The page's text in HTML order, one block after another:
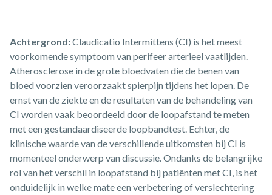
Achtergrond:Claudicatio Intermittens (CI) is het meest
voorkomende symptoom van perifeer arterieel vaatlijden.
Atherosclerose in de grote bloedvaten die de benen van
bloed voorzien veroorzaakt spierpijn tijdens het lopen. De
ernst van de ziekte en de resultaten van de behandeling van
CI worden vaak beoordeeld door de loopafstand te meten
met een gestandaardiseerde loopbandtest. Echter, de
klinische waarde van de verschillende uitkomsten bij CI is
momenteel onderwerp van discussie. Ondanks de belangrijke
rol van het verschil in loopafstand bij patiënten met CI, is het
onduidelijk in welke mate een verbetering of verslechtering